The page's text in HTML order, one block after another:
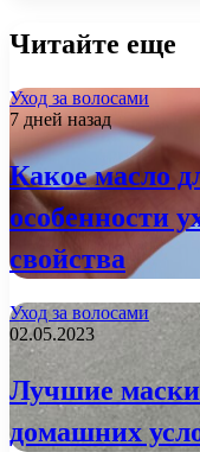
Читайте еще
Уход за волосами
7 дней назад
Какое масло
особенности
свойства
Уход за волосами
02.05.2023
Лучшие маски
домашних